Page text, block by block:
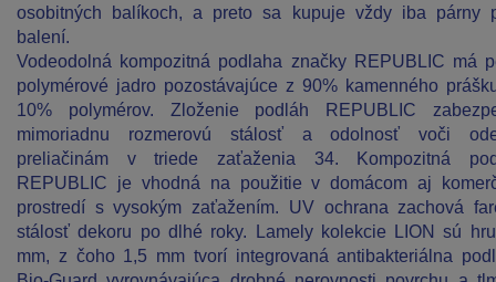
osobitných balíkoch, a preto sa kupuje vždy iba párny
balení.
Vodeodolná kompozitná podlaha značky REPUBLIC má
polymérové jadro pozostávajúce z 90% kamenného
10% polymérov. Zloženie podláh REPUBLIC
mimoriadnu rozmerovú stálosť a odolnosť voči
preliačinám v triede zaťaženia 34. Kompozitná
REPUBLIC je vhodná na použitie v domácom aj
prostredí s vysokým zaťažením. UV ochrana zachová
stálosť dekoru po dlhé roky. Lamely kolekcie LION sú
mm, z čoho 1,5 mm tvorí integrovaná antibakteriálna